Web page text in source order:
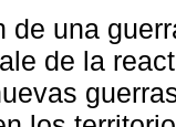
de una
de la